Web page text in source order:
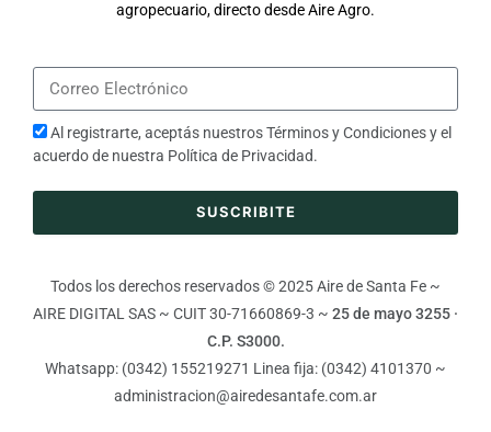
agropecuario, directo desde Aire Agro.
Al registrarte, aceptás nuestrosTérminos y Condicionesy el
acuerdo de nuestra Política de Privacidad.
SUSCRIBITE
Todos los derechos reservados © 2025 Aire de Santa Fe ~
AIRE DIGITAL SAS ~ CUIT 30-71660869-3 ~ 25 de mayo 3255 ·
C.P. S3000.
Whatsapp: (0342) 155219271 Linea fija: (0342) 4101370 ~
administracion@airedesantafe.com.ar